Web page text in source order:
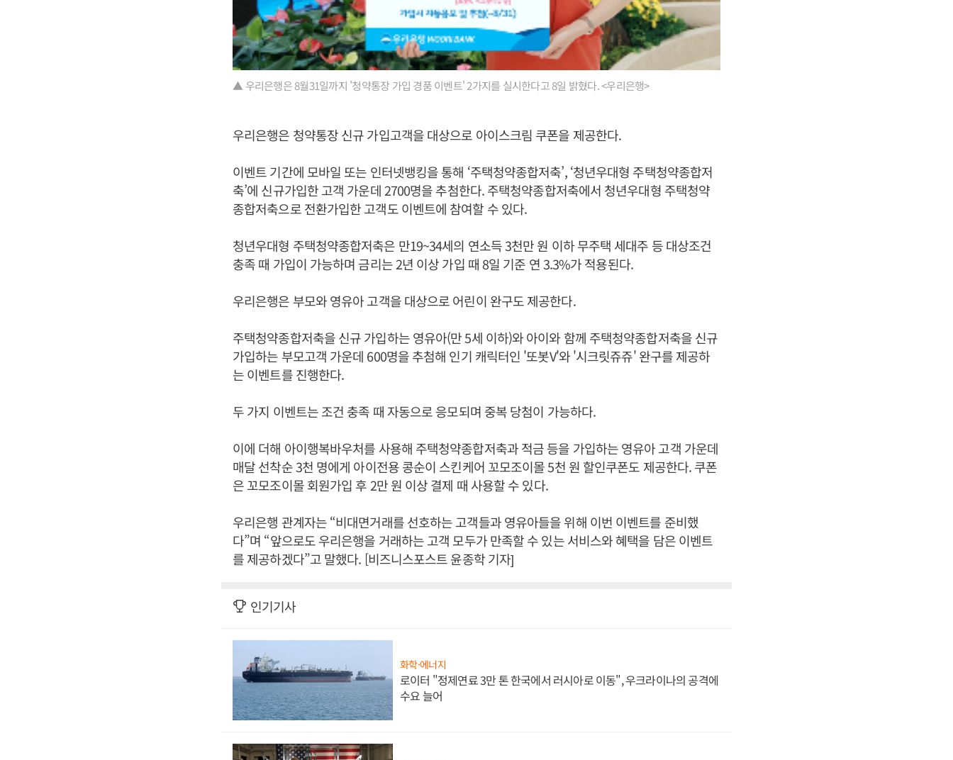
▲ 우리은행은 8월31일까지 '청약통장 가입 경품 이벤트' 2가지를 실시한다고 8일 밝혔다. <우리은행>
우리은행은 청약통장 신규 가입고객을 대상으로 아이스크림 쿠폰을 제공한다.
이벤트 기간에 모바일 또는 인터넷뱅킹을 통해 ‘주택청약종합저축’, ‘청년우대형 주택청약종합저
축’에 신규가입한 고객 가운데 2700명을 추첨한다. 주택청약종합저축에서 청년우대형 주택청약
종합저축으로 전환가입한 고객도 이벤트에 참여할 수 있다.
청년우대형 주택청약종합저축은 만19~34세의 연소득 3천만 원 이하 무주택 세대주 등 대상조건
충족 때 가입이 가능하며 금리는 2년 이상 가입 때 8일 기준 연 3.3%가 적용된다.
우리은행은 부모와 영유아 고객을 대상으로 어린이 완구도 제공한다.
주택청약종합저축을 신규 가입하는 영유아(만 5세 이하)와 아이와 함께 주택청약종합저축을 신규
가입하는 부모고객 가운데 600명을 추첨해 인기 캐릭터인 '또봇V'와 '시크릿쥬쥬' 완구를 제공하
는 이벤트를 진행한다.
두 가지 이벤트는 조건 충족 때 자동으로 응모되며 중복 당첨이 가능하다.
이에 더해 아이행복바우처를 사용해 주택청약종합저축과 적금 등을 가입하는 영유아 고객 가운데
매달 선착순 3천 명에게 아이전용 콩순이 스킨케어 꼬모조이몰 5천 원 할인쿠폰도 제공한다. 쿠폰
은 꼬모조이몰 회원가입 후 2만 원 이상 결제 때 사용할 수 있다.
우리은행 관계자는 “비대면거래를 선호하는 고객들과 영유아들을 위해 이번 이벤트를 준비했
다”며 “앞으로도 우리은행을 거래하는 고객 모두가 만족할 수 있는 서비스와 혜택을 담은 이벤트
를 제공하겠다”고 말했다. [비즈니스포스트 윤종학 기자]
인기기사
화학·에너지
로이터 "정제연료 3만 톤 한국에서 러시아로 이동", 우크라이나의 공격에
수요 늘어